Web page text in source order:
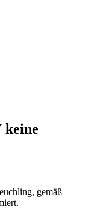
keine
gemäß